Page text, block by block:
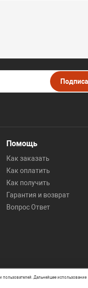
Помощь
Как заказать
Как оплатить
Как получить
Гарантия и возврат
Вопрос Ответ
пользователей. Дальнейшее использование